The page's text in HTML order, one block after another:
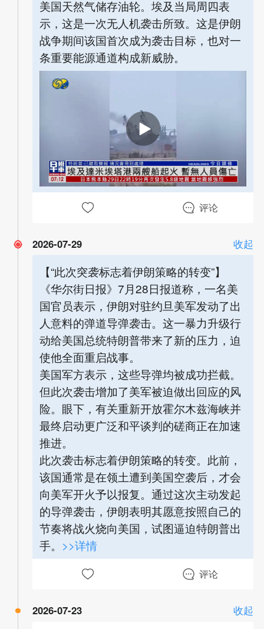
美国天然气储存油轮。埃及当局周四表
示，这是一次无人机袭击所致。这是伊朗
战争期间该国首次成为袭击目标，也对一
条重要能源通道构成新威胁。
00:00 01:02
评论
2026-07-29 收起
【“此次突袭标志着伊朗策略的转变”】
《华尔街日报》7月28日报道称，一名美
国官员表示，伊朗对驻约旦美军发动了出
人意料的弹道导弹袭击。这一暴力升级行
动给美国总统特朗普带来了新的压力，迫
使他全面重启战事。
美国军方表示，这些导弹均被成功拦截。
但此次袭击增加了美军被迫做出回应的风
险。眼下，有关重新开放霍尔木兹海峡并
最终启动更广泛和平谈判的磋商正在加速
推进。
此次袭击标志着伊朗策略的转变。此前，
该国通常是在领土遭到美国空袭后，才会
向美军开火予以报复。通过这次主动发起
的导弹袭击，伊朗表明其愿意按照自己的
节奏将战火烧向美国，试图逼迫特朗普出
手。 >>详情
评论
2026-07-23 收起